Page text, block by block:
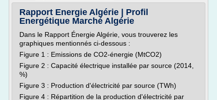
Rapport Energie Algérie | Profil
Energétique Marché Algérie
Dans le Rapport Énergie Algérie, vous trouverez les
graphiques mentionnés ci-dessous :
Figure 1 : Emissions de CO2-énergie (MtCO2)
Figure 2 : Capacité électrique installée par source (2014,
%)
Figure 3 : Production d'électricité par source (TWh)
Figure 4 : Répartition de la production d'électricité par